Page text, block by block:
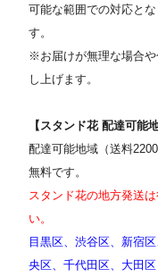
可能な範囲での対応と
す。
※お届けが無理な場合
し上げます。
【スタンド花 配達可能地
配達可能地域（送料
無料です。
スタンド花の地方発送
い。
目黒区、渋谷区、新宿
央区、千代田区、大田区